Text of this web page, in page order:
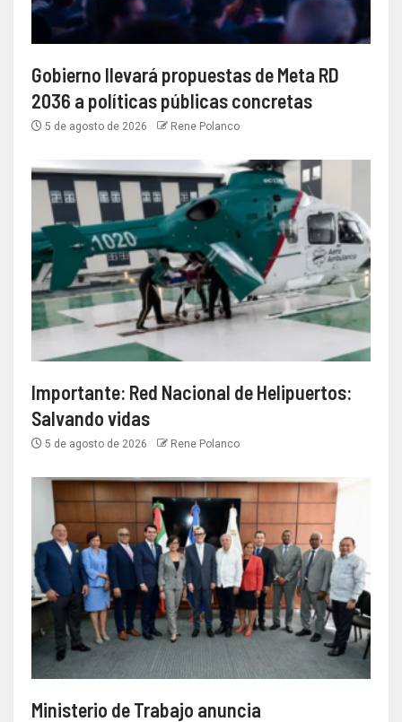
Gobierno llevará propuestas de Meta RD
2036 a políticas públicas concretas
5 de agosto de 2026 Rene Polanco
Importante: Red Nacional de Helipuertos:
Salvando vidas
5 de agosto de 2026 Rene Polanco
Ministerio de Trabajo anuncia